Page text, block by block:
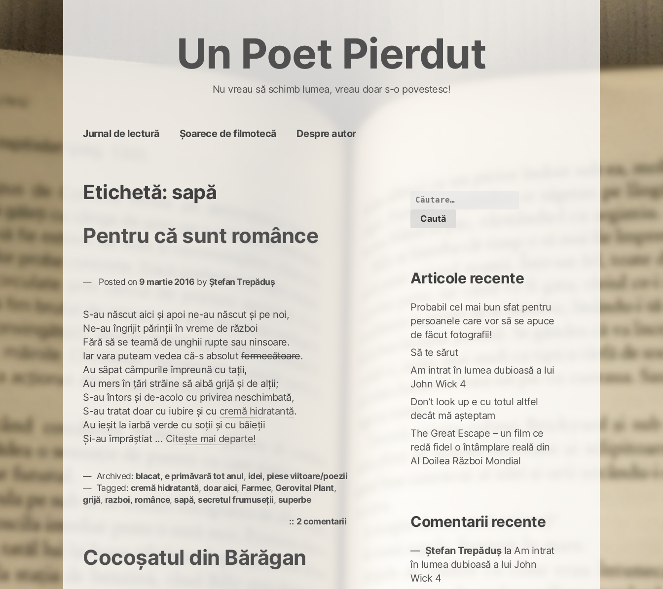
Un Poet Pierdut
Nu vreau să schimb lumea, vreau doar s-o povestesc!
Jurnal de lectură Șoarece de filmotecă Despre autor
Etichetă: sapă
Pentru că sunt românce
Posted on 9 martie 2016 by Ștefan Trepăduș
S-au născut aici și apoi ne-au născut și pe noi,
Ne-au îngrijit părinții în vreme de război
Fără să se teamă de unghii rupte sau ninsoare.
Iar vara puteam vedea că-s absolutfermecătoare.
Au săpat câmpurile împreună cu tații,
Au mers în țări străine să aibă grijă și de alții;
S-au întors și de-acolo cu privirea neschimbată,
S-au tratat doar cu iubire și cu cremă hidratantă.
Au ieșit la iarbă verde cu soții și cu băieții
Și-au împrăștiat ... Citește mai departe!
Archived: blacat, e primăvară tot anul, idei, piese viitoare/poezii
Tagged: cremă hidratantă, doar aici, Farmec, Gerovital Plant,
grijă, razboi, românce,sapă,secretul frumuseții, superbe
2 comentariila
Cocoșatul din Bărăgan
Caută
Articole recente
Probabil cel mai bun sfat pentru
persoanele care vor să se apuce
de făcut fotografii!
Să te sărut
Am intrat în lumea dubioasă a lui
John Wick 4
Don’t look up e cu totul altfel
decât mă așteptam
The Great Escape – un film ce
redă fidel o întâmplare reală din
Al Doilea Război Mondial
Comentarii recente
Ștefan Trepădușla Am intrat
în lumea dubioasă a lui John
Wick 4